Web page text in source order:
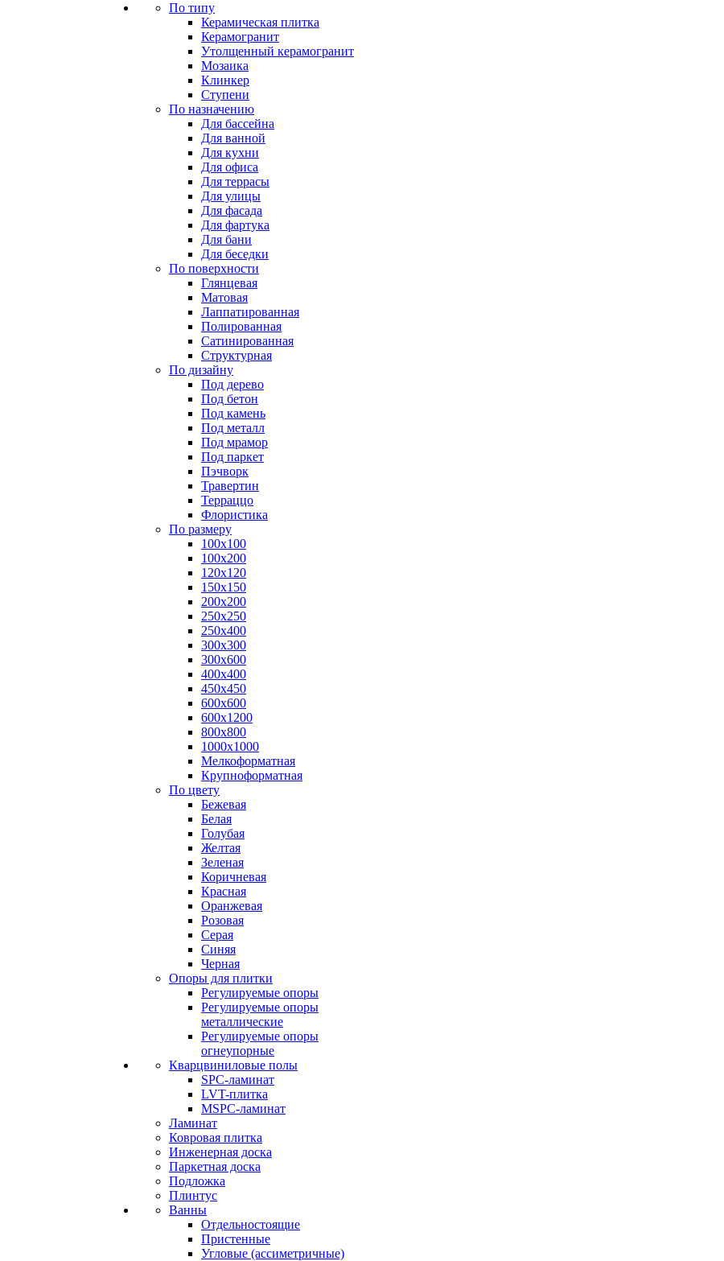
По типу
Керамическая плитка
Керамогранит
Утолщенный керамогранит
Мозаика
Клинкер
Ступени
По назначению
Для бассейна
Для ванной
Для кухни
Для офиса
Для террасы
Для улицы
Для фасада
Для фартука
Для бани
Для беседки
По поверхности
Глянцевая
Матовая
Лаппатированная
Полированная
Сатинированная
Структурная
По дизайну
Под дерево
Под бетон
Под камень
Под металл
Под мрамор
Под паркет
Пэчворк
Травертин
Терраццо
Флористика
По размеру
100х100
100х200
120х120
150х150
200х200
250х250
250х400
300х300
300х600
400х400
450х450
600х600
600х1200
800х800
1000х1000
Мелкоформатная
Крупноформатная
По цвету
Бежевая
Белая
Голубая
Желтая
Зеленая
Коричневая
Красная
Оранжевая
Розовая
Серая
Синяя
Черная
Опоры для плитки
Регулируемые опоры
Регулируемые опоры
металлические
Регулируемые опоры
огнеупорные
Кварцвиниловые полы
SPC-ламинат
LVT-плитка
MSPC-ламинат
Ламинат
Ковровая плитка
Инженерная доска
Паркетная доска
Подложка
Плинтус
Ванны
Отдельностоящие
Пристенные
Угловые (ассиметричные)